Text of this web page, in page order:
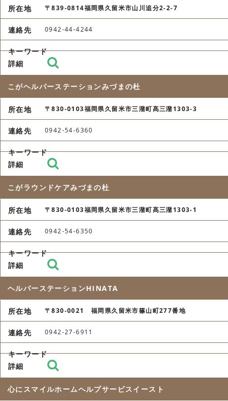
〒839-0814福岡県久留米市山川追分2-2-7
0942-44-4244
こがヘルパーステーションみづまの杜
〒830-0103福岡県久留米市三潴町髙三潴1303-3
0942-54-6360
こがラウンドケアみづまの杜
〒830-0103福岡県久留米市三潴町髙三潴1303-1
0942-54-6350
ヘルパーステーションHINATA
〒830-0021 福岡県久留米市篠山町277番地
0942-27-6911
心にスマイルホームヘルプサービスイースト